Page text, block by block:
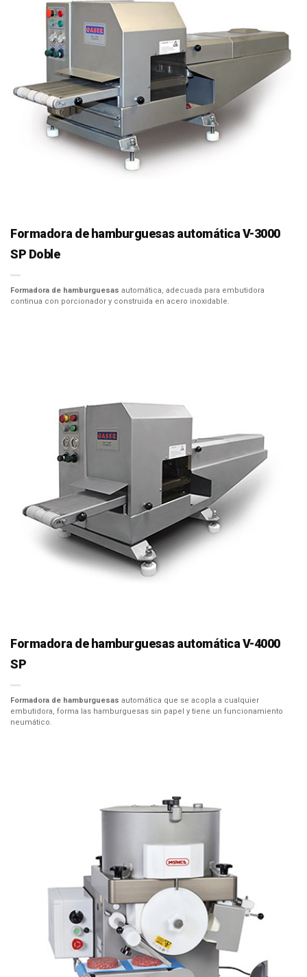
Formadora de hamburguesas automática V-3000
SP Doble
Formadora de hamburguesas automática, adecuada para embutidora
continua con porcionador y construida en acero inoxidable.
Formadora de hamburguesas automática V-4000
SP
Formadora de hamburguesas automática que se acopla a cualquier
embutidora, forma las hamburguesas sin papel y tiene un funcionamiento
neumático.